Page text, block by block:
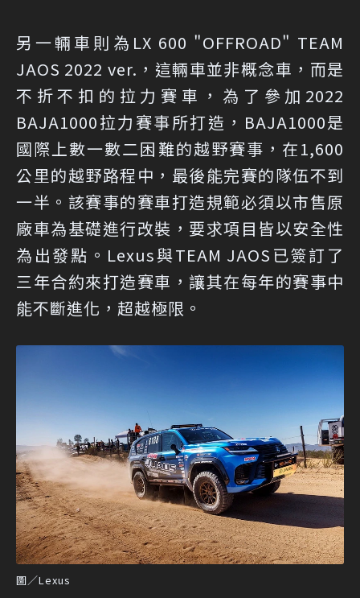
另一輛車則為LX 600 "OFFROAD" TEAM
JAOS 2022 ver.，這輛車並非概念車，而是
不折不扣的拉力賽車，為了參加2022
BAJA1000拉力賽事所打造，BAJA1000是
國際上數一數二困難的越野賽事，在1,600
公里的越野路程中，最後能完賽的隊伍不到
一半。該賽事的賽車打造規範必須以市售原
廠車為基礎進行改裝，要求項目皆以安全性
為出發點。Lexus與TEAM JAOS已簽訂了
三年合約來打造賽車，讓其在每年的賽事中
能不斷進化，超越極限。
圖／Lexus